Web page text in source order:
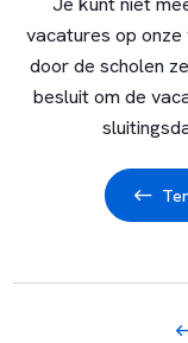
vacatures op
door de scholen
besluit om de